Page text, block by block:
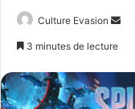
Culture Evasion
y
3 minutes de lecture